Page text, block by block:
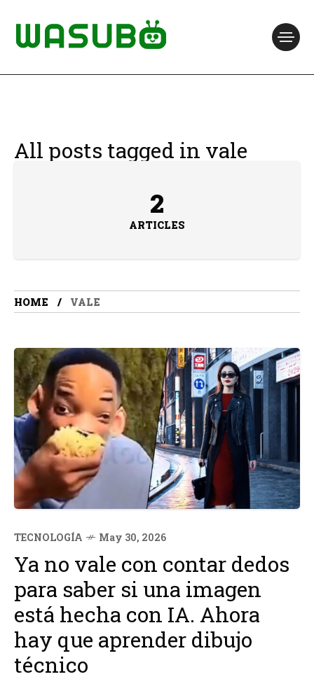
All posts tagged in vale
2
ARTICLES
HOME VALE
TECNOLOGÍA May 30, 2026
Ya no vale con contar dedos
para saber si una imagen
está hecha con IA. Ahora
hay que aprender dibujo
técnico